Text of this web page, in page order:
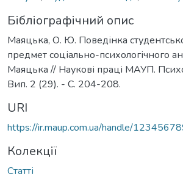
Бібліографічний опис
Маяцька, О. Ю. Поведінка
предмет соціально-психологічного
Маяцька // Наукові праці МАУП.
Вип. 2 (29). - С. 204-208.
URI
https://ir.maup.com.ua/handle/
Колекції
Статті